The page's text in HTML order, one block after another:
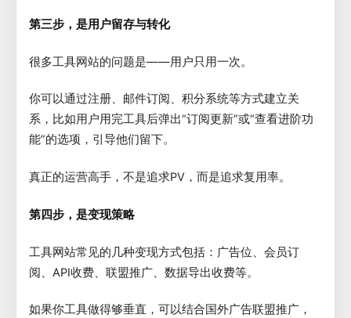
第三步，是用户留存与转化
很多工具网站的问题是——用户只用一次。
你可以通过注册、邮件订阅、积分系统等方式建立关
系，比如用户用完工具后弹出“订阅更新”或“查看进阶功
能”的选项，引导他们留下。
真正的运营高手，不是追求PV，而是追求复用率。
第四步，是变现策略
工具网站常见的几种变现方式包括：广告位、会员订
阅、API收费、联盟推广、数据导出收费等。
如果你工具做得够垂直，可以结合国外广告联盟推广，